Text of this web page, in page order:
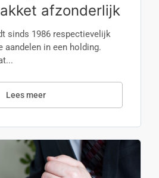
afzonderlijk
sinds 1986 respectievelijk
aandelen in een holding.
Lees meer